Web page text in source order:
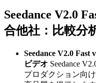
Seedance V2.0
合他社：比較分
Seedance V2.0 Fast
ビデオ Seedance
プロダクション向